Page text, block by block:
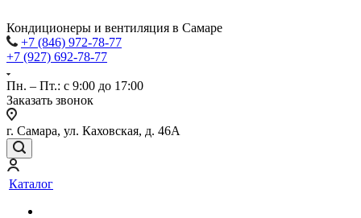
Кондиционеры и вентиляция в Самаре
+7 (846) 972-78-77
+7 (927) 692-78-77
Пн. – Пт.: с 9:00 до 17:00
Заказать звонок
г. Самара, ул. Каховская, д. 46А
Каталог